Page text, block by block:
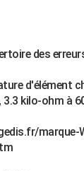
des
d'élément
kilo-ohm à
marque-